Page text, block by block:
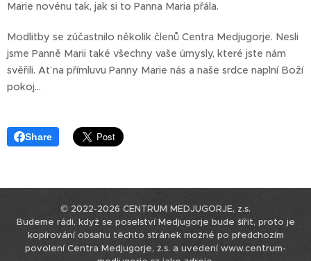
Marie novénu tak, jak si to Panna Maria přála.
Modlitby se zúčastnilo několik členů Centra Medjugorje. Nesli
jsme Panně Marii také všechny vaše úmysly, které jste nám
svěřili. Ať na přímluvu Panny Marie nás a naše srdce naplní Boží
pokoj...
Share
© 2022-2026 CENTRUM MEDJUGORJE, z.s.
Budeme rádi, když se poselství Medjugorje bude šířit, proto je
kopírování obsahu těchto stránek možné po předchozím
povolení Centra Medjugorje, z.s. a uvedení www.centrum-